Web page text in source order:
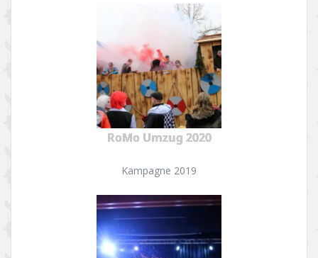
RoMo Umzug 2020
Kampagne 2019